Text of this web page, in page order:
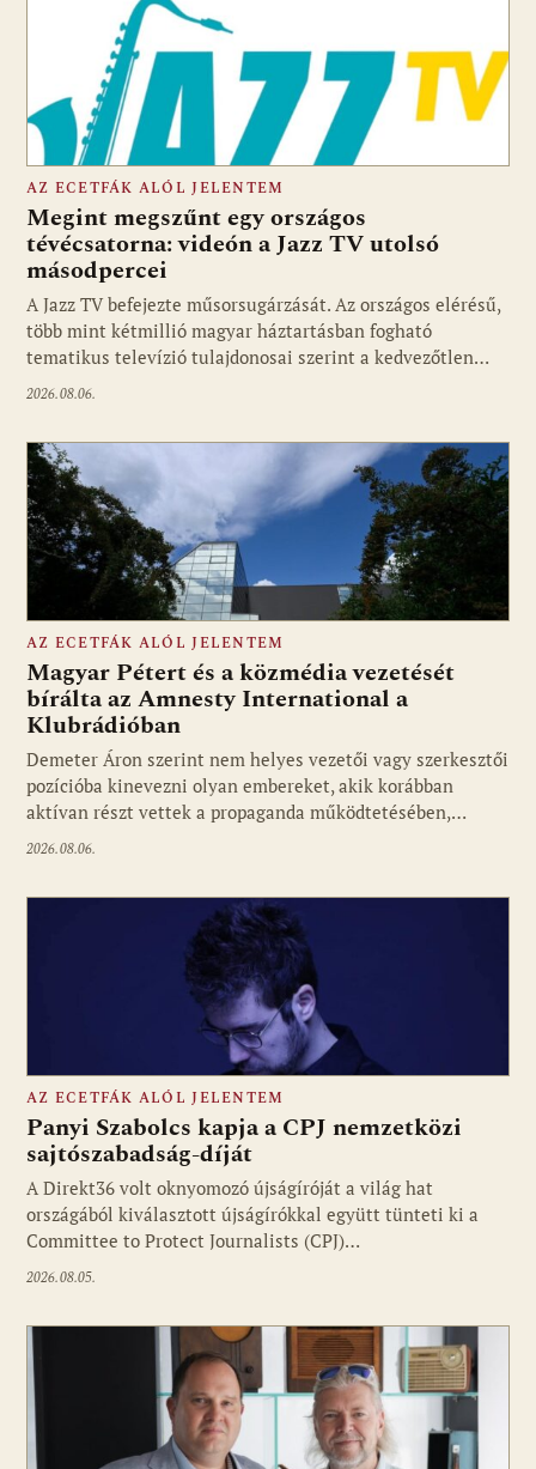
Fotó: media1.hu
AZ ECETFÁK ALÓL JELENTEM
Megint megszűnt egy országos
tévécsatorna: videón a Jazz TV utolsó
másodpercei
A Jazz TV befejezte műsorsugárzását. Az országos elérésű,
több mint kétmillió magyar háztartásban fogható
tematikus televízió tulajdonosai szerint a kedvezőtlen…
2026.08.06.
Fotó: media1.hu
AZ ECETFÁK ALÓL JELENTEM
Magyar Pétert és a közmédia vezetését
bírálta az Amnesty International a
Klubrádióban
Demeter Áron szerint nem helyes vezetői vagy szerkesztői
pozícióba kinevezni olyan embereket, akik korábban
aktívan részt vettek a propaganda működtetésében,…
2026.08.06.
Fotó: media1.hu
AZ ECETFÁK ALÓL JELENTEM
Panyi Szabolcs kapja a CPJ nemzetközi
sajtószabadság-díját
A Direkt36 volt oknyomozó újságíróját a világ hat
országából kiválasztott újságírókkal együtt tünteti ki a
Committee to Protect Journalists (CPJ)…
2026.08.05.